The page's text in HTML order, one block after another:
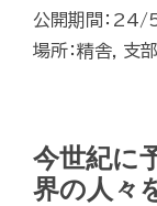
公開期間：
場所：精舎, 支
今世紀に
界の人